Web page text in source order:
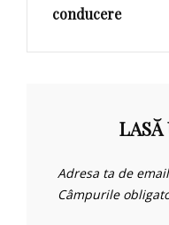
conducere
LASĂ
Adresa ta de
Câmpurile